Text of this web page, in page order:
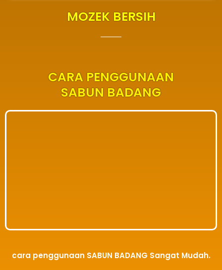
MOZEK BERSIH
CARA PENGGUNAAN
SABUN BADANG
cara penggunaan SABUN BADANG Sangat Mudah.